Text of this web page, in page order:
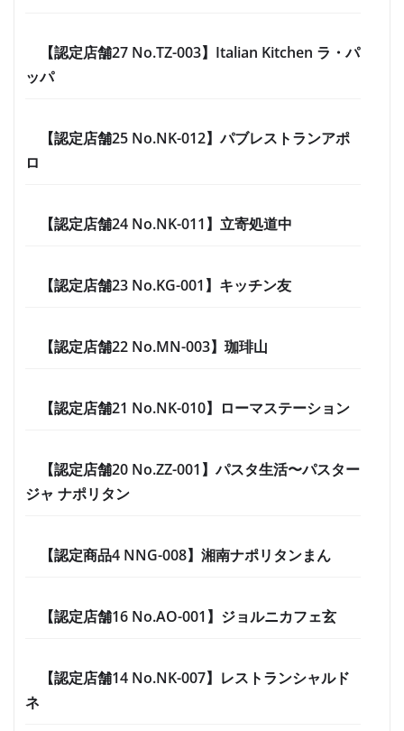
【認定店舗27 No.TZ-003】Italian Kitchen ラ・パ
ッパ
【認定店舗25 No.NK-012】パブレストランアポ
ロ
【認定店舗24 No.NK-011】立寄処道中
【認定店舗23 No.KG-001】キッチン友
【認定店舗22 No.MN-003】珈琲山
【認定店舗21 No.NK-010】ローマステーション
【認定店舗20 No.ZZ-001】パスタ生活〜パスター
ジャ ナポリタン
【認定商品4 NNG-008】湘南ナポリタンまん
【認定店舗16 No.AO-001】ジョルニカフェ玄
【認定店舗14 No.NK-007】レストランシャルド
ネ